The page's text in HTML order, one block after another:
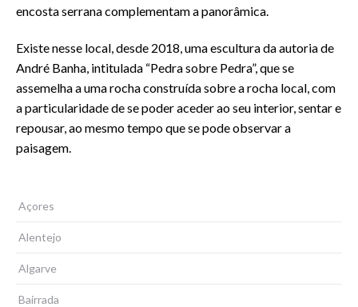
encosta serrana complementam a panorâmica.
Existe nesse local, desde 2018, uma escultura da autoria de
André Banha, intitulada “Pedra sobre Pedra”, que se
assemelha a uma rocha construída sobre a rocha local, com
a particularidade de se poder aceder ao seu interior, sentar e
repousar, ao mesmo tempo que se pode observar a
paisagem.
Açores
Alentejo
Algarve
Bairrada